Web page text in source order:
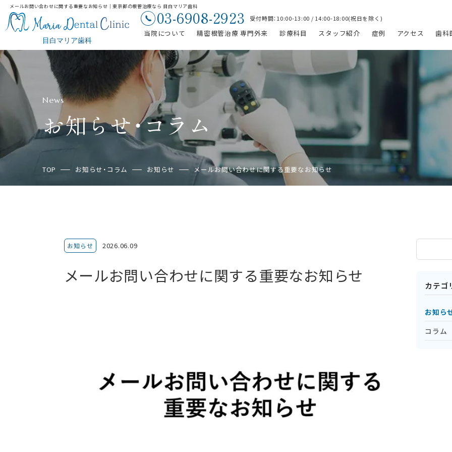
メールお問い合わせに関する重要なお知らせ｜東京都の根管治療なら 目白マリア歯科
03-6908-2923 受付時間：10:00-13:00 / 14:00-18:00(祝日を除く)
当院について 精密根管治療 専門外来 診療科目 スタッフ紹介 症例 アクセス 歯科
News
お知らせ・コラム
TOP お知らせ・コラム お知らせ メールお問い合わせに関する重要なお知らせ
お知らせ 2026.06.09
メールお問い合わせに関する重要なお知らせ カテゴ
お知ら
コラム